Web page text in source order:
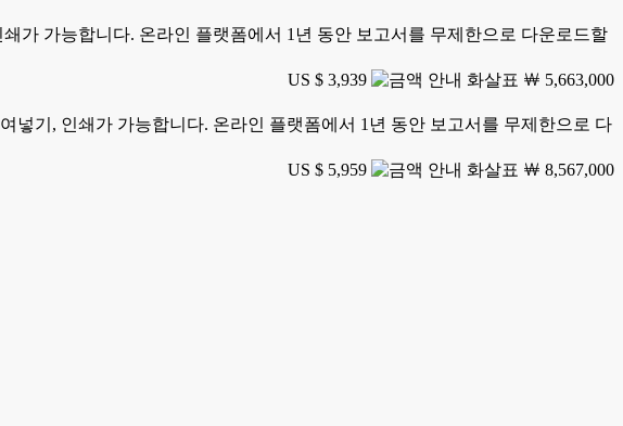
가 가능합니다. 온라인 플랫폼에서 1년 동안 보고서를 무제한으로 다운로드할
US $ 3,939
￦ 5,663,000
넣기, 인쇄가 가능합니다. 온라인 플랫폼에서 1년 동안 보고서를 무제한으로 다
US $ 5,959
￦ 8,567,000